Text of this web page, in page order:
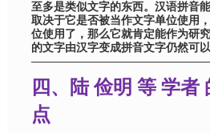
至多是类似文字的东西。汉语拼音
取决于它是否被当作文字单位使用
位使用了，那么它就肯定能作为研
的文字由汉字变成拼音文字仍然可
四、陆 俭明 等 学者
点